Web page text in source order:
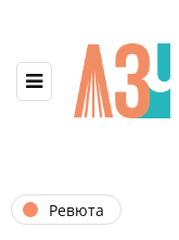
Ревюта